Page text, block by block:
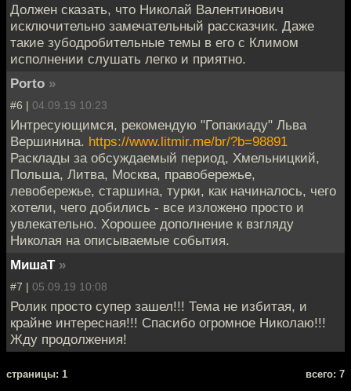
Должен сказать, что Николай Валентинович
исключительно замечательный рассказчик. Даже
такие зубодробительные темы в его с Климом
исполнении слушать легко и приятно.
Porto »
#6 | 04.09.19 10:23
Интресующимся, рекомендую "Гопакиаду" Льва
Вершинина. https://www.litmir.me/br/?b=98891
Расклады за обсуждаемый период, Хмельницкий,
Польша, Литва, Москва, правобережье,
левобережье, старшина, турки, как начиналось, чего
хотели, чего добились - все изложено просто и
увлекательно. Хорошее дополнение к взгляду
Николая на описываемые события.
МишаТ »
#7 | 05.09.19 10:08
Ролик просто супер зашел!!! Тема не избитая, и
крайне интересная!!! Спасибо огромное Николаю!!!
Жду продолжения!
cтраницы: 1 всего: 7